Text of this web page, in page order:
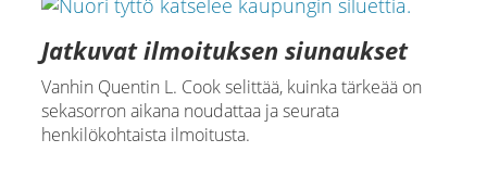
Jatkuvat ilmoituksen siunaukset
Vanhin Quentin L. Cook selittää, kuinka tärkeää on
sekasorron aikana noudattaa ja seurata
henkilökohtaista ilmoitusta.